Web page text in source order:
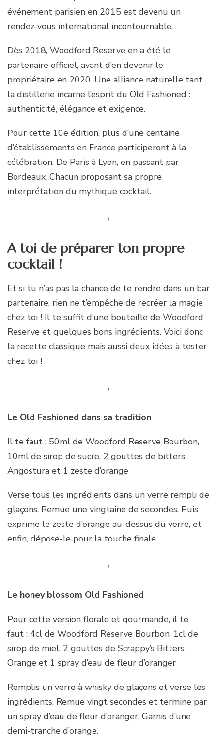
événement parisien en 2015 est devenu un
rendez-vous international incontournable.
Dès 2018, Woodford Reserve en a été le
partenaire officiel, avant d’en devenir le
propriétaire en 2020. Une alliance naturelle tant
la distillerie incarne l’esprit du Old Fashioned :
authenticité, élégance et exigence.
Pour cette 10e édition, plus d’une centaine
d’établissements en France participeront à la
célébration. De Paris à Lyon, en passant par
Bordeaux. Chacun proposant sa propre
interprétation du mythique cocktail.
A toi de préparer ton propre
cocktail !
Et si tu n’as pas la chance de te rendre dans un bar
partenaire, rien ne t’empêche de recréer la magie
chez toi ! Il te suffit d’une bouteille de Woodford
Reserve et quelques bons ingrédients. Voici donc
la recette classique mais aussi deux idées à tester
chez toi !
Le Old Fashioned dans sa tradition
Il te faut : 50ml de Woodford Reserve Bourbon,
10ml de sirop de sucre, 2 gouttes de bitters
Angostura et 1 zeste d’orange
Verse tous les ingrédients dans un verre rempli de
glaçons. Remue une vingtaine de secondes. Puis
exprime le zeste d’orange au-dessus du verre, et
enfin, dépose-le pour la touche finale.
Le honey blossom Old Fashioned
Pour cette version florale et gourmande, il te
faut : 4cl de Woodford Reserve Bourbon, 1cl de
sirop de miel, 2 gouttes de Scrappy’s Bitters
Orange et 1 spray d’eau de fleur d’oranger
Remplis un verre à whisky de glaçons et verse les
ingrédients. Remue vingt secondes et termine par
un spray d’eau de fleur d’oranger. Garnis d’une
demi-tranche d’orange.